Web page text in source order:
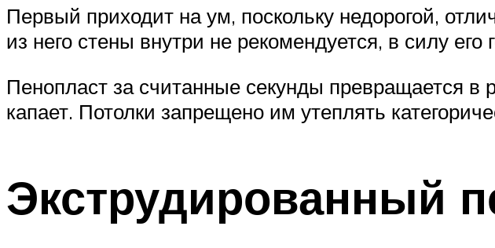
Первый приходит на ум, поскольку недорогой,
из него стены внутри не рекомендуется, в силу его
Пенопласт за считанные секунды превращается
капает. Потолки запрещено им утеплять
Экструдированный